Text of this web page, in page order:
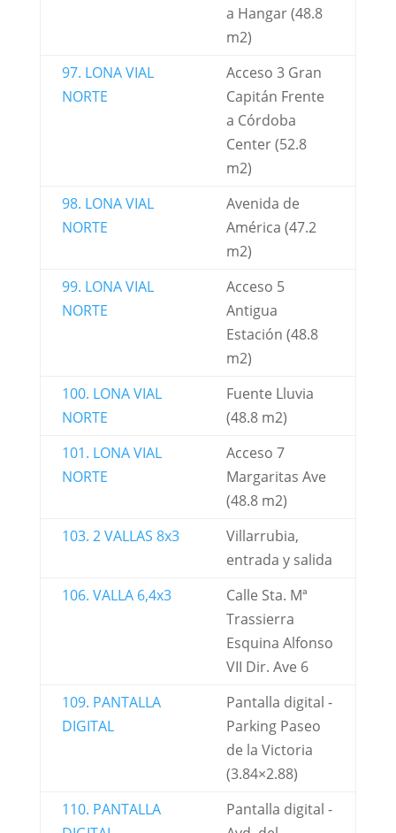
a Hangar (48.8
m2)
97. LONA VIAL
NORTE
Acceso 3 Gran
Capitán Frente
a Córdoba
Center (52.8
m2)
98. LONA VIAL
NORTE
Avenida de
América (47.2
m2)
99. LONA VIAL
NORTE
Acceso 5
Antigua
Estación (48.8
m2)
100. LONA VIAL
NORTE
Fuente Lluvia
(48.8 m2)
101. LONA VIAL
NORTE
Acceso 7
Margaritas Ave
(48.8 m2)
103. 2 VALLAS 8x3
Villarrubia,
entrada y salida
106. VALLA 6,4x3
Calle Sta. Mª
Trassierra
Esquina Alfonso
VII Dir. Ave 6
109. PANTALLA
DIGITAL
Pantalla digital -
Parking Paseo
de la Victoria
(3.84×2.88)
110. PANTALLA
Pantalla digital -